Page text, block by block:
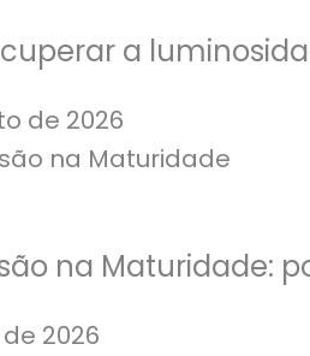
a
de 2026
na Maturidade:
2026